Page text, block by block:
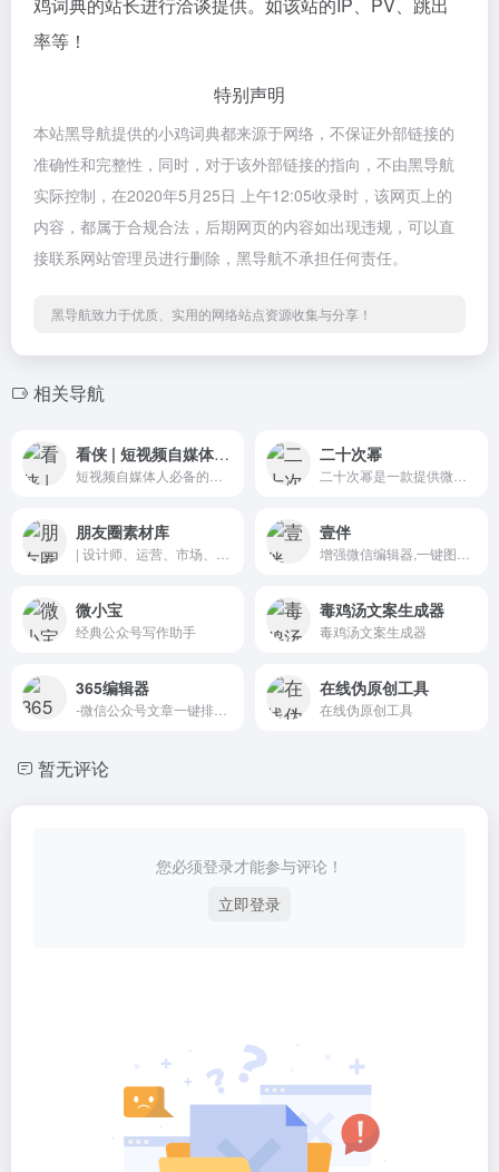
率等！
特别声明
本站黑导航提供的小鸡词典都来源于网络，不保证外部链接的
准确性和完整性，同时，对于该外部链接的指向，不由黑导航
实际控制，在2020年5月25日 上午12:05收录时，该网页上的
内容，都属于合规合法，后期网页的内容如出现违规，可以直
接联系网站管理员进行删除，黑导航不承担任何责任。
黑导航致力于优质、实用的网络站点资源收集与分享！
相关导航
看侠 | 短视频自媒体必备资源导航网 二十次幂
朋友圈素材库 壹伴
微小宝
经典公众号写作助手
毒鸡汤文案生成器
毒鸡汤文案生成器
365编辑器 在线伪原创工具
在线伪原创工具
暂无评论
您必须登录才能参与评论！
立即登录